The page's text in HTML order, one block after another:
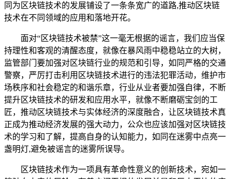
同为区块链技术的发展铺设了一条条宽广的道路,推动区块链
技术在不同领域的应用和落地开花。
面对“区块链技术被禁”这一毫无根据的谣言，我们应当保
持理性和客观的清醒态度，就像在暴风雨中稳稳站立的大树，
监管部门要加强对区块链行业的规范和引导，如同严格的交通
警察，严厉打击利用区块链技术进行的违法犯罪活动，维护市
场秩序和社会稳定的和谐乐章，行业从业者要加强自律，不断
提升区块链技术的研发和应用水平，就像不断磨砺宝剑的工
匠，推动区块链技术与实体经济的深度融合，让区块链技术真
正成为推动经济发展的强大动力，公众也应该加强对区块链技
术的学习和了解，提高自身的认知能力，如同在迷雾中点亮一
盏明灯,避免被谣言的迷雾所误导。
区块链技术作为一项具有革命性意义的创新技术，宛如一